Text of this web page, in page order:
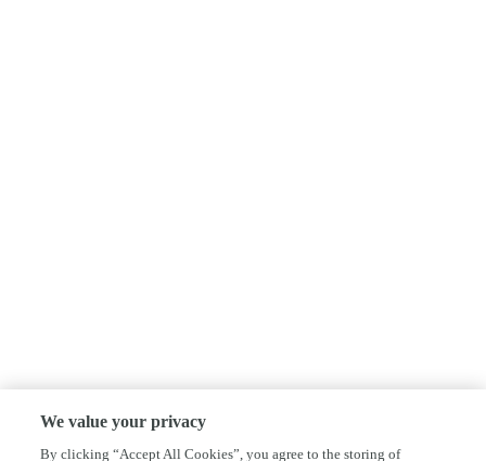
We value your privacy
By clicking “Accept All Cookies”, you agree to the storing of